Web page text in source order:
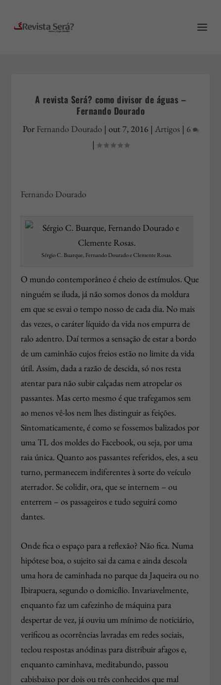
A revista Será? como divisor de águas –
Fernando Dourado
Por Fernando Dourado | out 7, 2016 | Artigos | 6
|
Fernando Dourado
Sérgio C. Buarque, Fernando Dourado e Clemente Rosas.
O mundo contemporâneo é cheio de estímulos. Que
ninguém se iluda, já não somos donos da moldura
em que se esvai o tempo nosso de cada dia. No mais
das vezes, o caráter líquido da vida nos empurra de
ralo adentro. Daí termos a sensação de estar a bordo
de um caminhão cujos freios estão no limite da vida
útil. Assim, dada a razão de descida, só nos resta
atentar para não subir calçadas nem atropelar os
passantes. Mas certo mesmo é que trafegamos sem
ao menos vê-los nem lhes distinguir as feições.
Sintomaticamente, é como se fossemos balizados por
uma TL dos moldes do Facebook, ou seja, por uma
raia única. Quanto aos passantes referidos, eles, a seu
turno, permanecem indiferentes à sorte do veículo
aterrador. Se colidir, ora, que se internem – ou
enterrem – os passageiros e tudo seguirá como
dantes.
Onde fica o espaço para a reflexão? Não fica. Numa
hipótese boa, o sujeito sai da cama e ainda descola
uma hora de caminhada no parque da Jaqueira ou no
Ibirapuera, segundo o domicílio. Invariavelmente,
enquanto faz um cafezinho de máquina para
despertar de vez, já ouviu um mínimo de noticiário,
verificou as ocorrências lavradas em redes sociais,
teclou respostas anódinas para distribuir afagos e,
enquanto caminhava, meditabundo, passou
cabisbaixo por dois ou três conhecidos que mal